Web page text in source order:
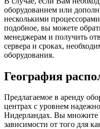
оборудованием или
несколькими
подобное, вы можете
менеджерам и получить
сервера и сроках,
оборудования.
География
Предлагаемое в аренду
центрах с уровнем
Нидерландах. Вы множите
зависимости от того для